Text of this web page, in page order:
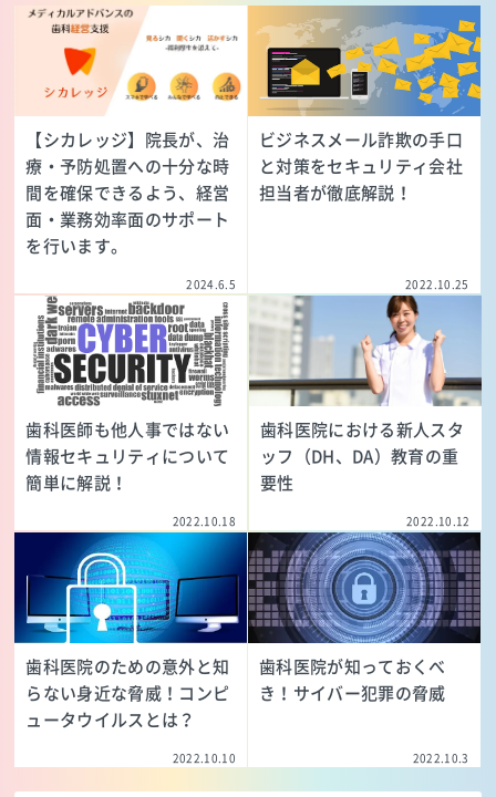
【シカレッジ】院長が、治
療・予防処置への十分な時
間を確保できるよう、経営
面・業務効率面のサポート
を行います。
2024.6.5
ビジネスメール詐欺の手口
と対策をセキュリティ会社
担当者が徹底解説！
2022.10.25
歯科医師も他人事ではない
情報セキュリティについて
簡単に解説！
2022.10.18
歯科医院における新人スタ
ッフ（DH、DA）教育の重
要性
2022.10.12
歯科医院のための意外と知
らない身近な脅威！コンピ
ュータウイルスとは？
2022.10.10
歯科医院が知っておくべ
き！サイバー犯罪の脅威
2022.10.3